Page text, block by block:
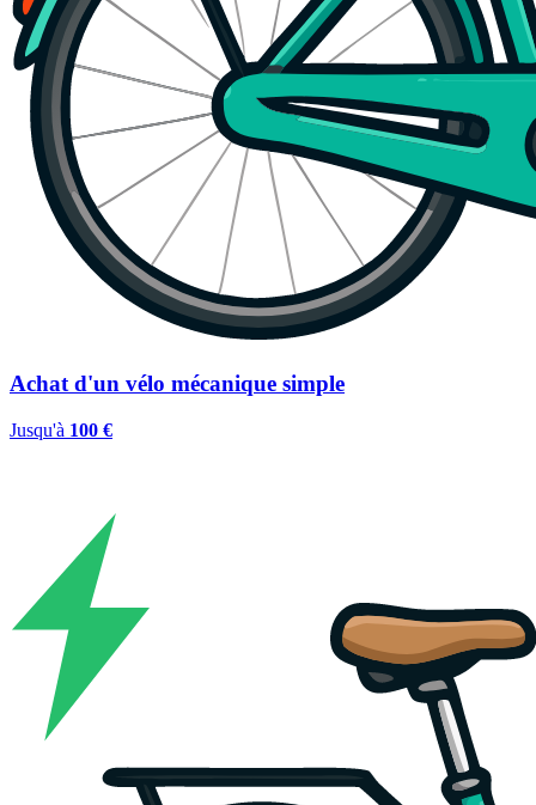
Achat d'un vélo mécanique simple
Jusqu'à 100 €